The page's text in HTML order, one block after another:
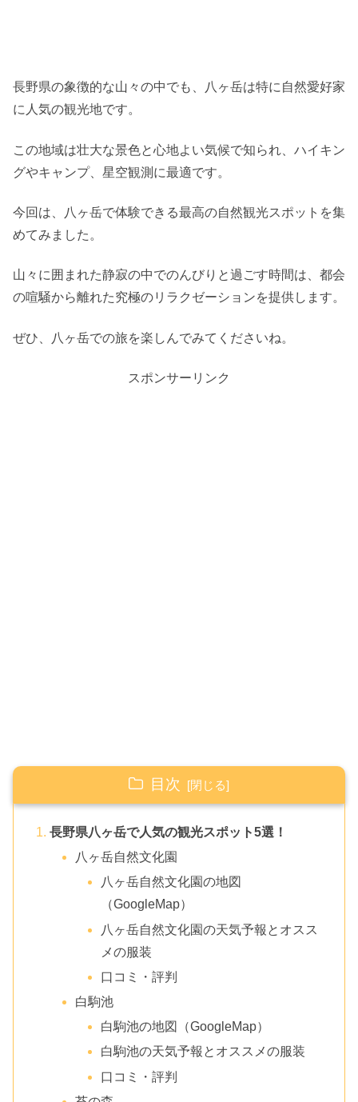
長野県の象徴的な山々の中でも、八ヶ岳は特に自然愛好家
に人気の観光地です。
この地域は壮大な景色と心地よい気候で知られ、ハイキン
グやキャンプ、星空観測に最適です。
今回は、八ヶ岳で体験できる最高の自然観光スポットを集
めてみました。
山々に囲まれた静寂の中でのんびりと過ごす時間は、都会
の喧騒から離れた究極のリラクゼーションを提供します。
ぜひ、八ヶ岳での旅を楽しんでみてくださいね。
スポンサーリンク
目次
長野県八ヶ岳で人気の観光スポット5選！
八ヶ岳自然文化園
八ヶ岳自然文化園の地図
（GoogleMap）
八ヶ岳自然文化園の天気予報とオスス
メの服装
口コミ・評判
白駒池
白駒池の地図（GoogleMap）
白駒池の天気予報とオススメの服装
口コミ・評判